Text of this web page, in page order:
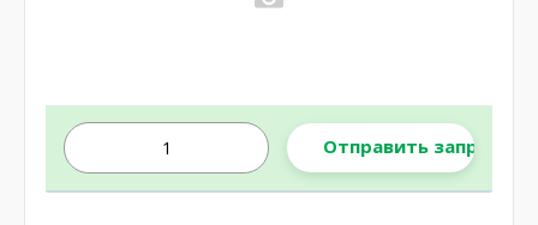
Отправить запрос